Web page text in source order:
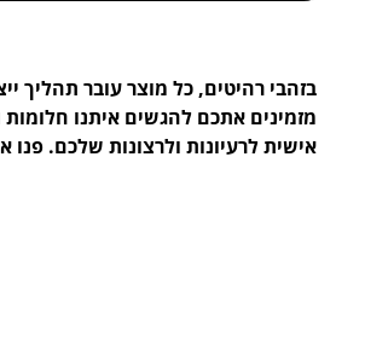
בזהבי רהיטים, כל מוצר עובר תהליך
מזמינים אתכם להגשים איתנו
אישית לרעיונות ולרצונות שלכם. פנו